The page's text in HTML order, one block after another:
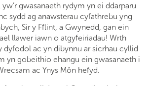
gwasanaeth rydym yn ei ddarparu
sydd ag anawsterau cyfathrebu yng
Sir y Fflint, a Gwynedd, gan ein
llawer iawn o atgyfeiriadau! Wrth
dyfodol ac yn dibynnu ar sicrhau cyllid
yn gobeithio ehangu ein gwasanaeth i
ac Ynys Môn hefyd.